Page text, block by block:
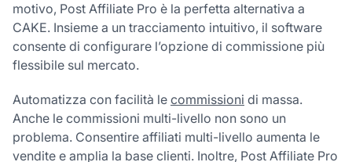
motivo, Post Affiliate Pro è la perfetta alternativa a
CAKE. Insieme a un tracciamento intuitivo, il software
consente di configurare l’opzione di commissione più
flessibile sul mercato.
Automatizza con facilità le commissioni di massa.
Anche le commissioni multi-livello non sono un
problema. Consentire affiliati multi-livello aumenta le
vendite e amplia la base clienti. Inoltre, Post Affiliate Pro